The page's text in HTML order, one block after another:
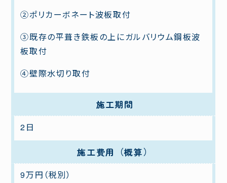
②ポリカーボネート波板取付
③既存の平葺き鉄板の上にガルバリウム鋼板波
板取付
④壁際水切り取付
施工期間
2日
施工費用（概算）
9万円（税別）